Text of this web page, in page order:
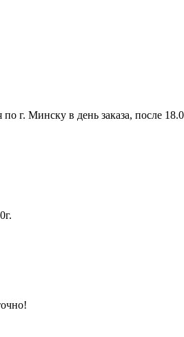
г. Минску в день заказа, после